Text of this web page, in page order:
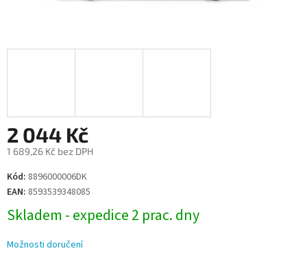
2 044 Kč
1 689,26 Kč bez DPH
Měrná
cena:
Kód: 8896000006DK
EAN: 8593539348085
Skladem - expedice 2 prac. dny
Možnosti doručení